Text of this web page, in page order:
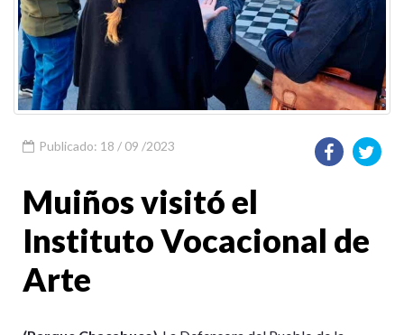
Publicado: 18 / 09 /2023
Muiños visitó el
Instituto Vocacional de
Arte